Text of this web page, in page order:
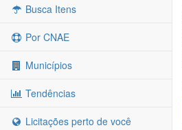
Busca Itens
Por CNAE
Municípios
Tendências
Licitações perto de você